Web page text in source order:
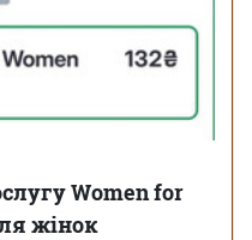
Women for
жінок